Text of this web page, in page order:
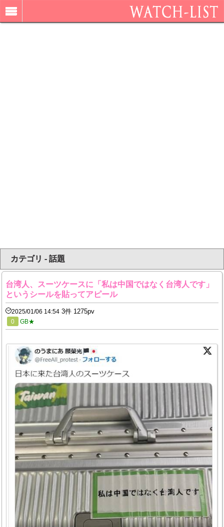
カテゴリ - 話題
台湾人、スーツケースに「私は中国ではなく台湾人です」
というシールを貼ってアピール
2025/01/06 14:54 3件 1275pv
0 GB★